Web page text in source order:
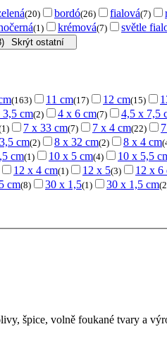
(20) bordó(26) fialová(7)
(1) krémová(7) světle
Skrýt ostatní
(163) 11 cm(17) 12 cm(15)
3,5 cm(2) 4 x 6 cm(7) 4,5 x 7,5
7 x 33 cm(7) 7 x 4 cm(22)
cm(2) 8 x 32 cm(2) 8 x 4 cm
cm(1) 10 x 5 cm(4) 10 x 5,5
12 x 4 cm(1) 12 x 5(3) 12 x 6
cm(8) 30 x 1,5(1) 30 x 1,5 cm
špice, volně foukané tvary a